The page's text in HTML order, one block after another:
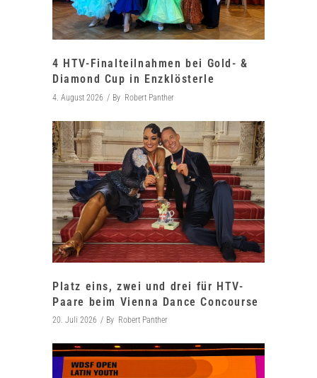
4 HTV-Finalteilnahmen bei Gold- &
Diamond Cup in Enzklösterle
4. August 2026 By Robert Panther
Platz eins, zwei und drei für HTV-
Paare beim Vienna Dance Concourse
20. Juli 2026 By Robert Panther